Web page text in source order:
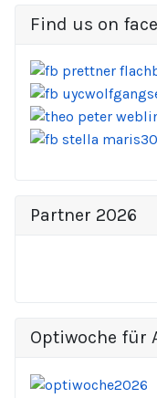
Find us on
Partner 2026
Optiwoche für